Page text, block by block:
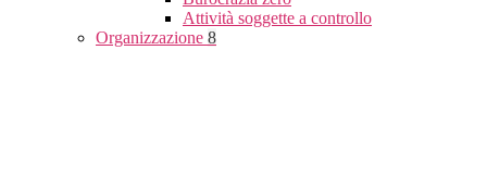
Attività soggette a controllo
Organizzazione 8